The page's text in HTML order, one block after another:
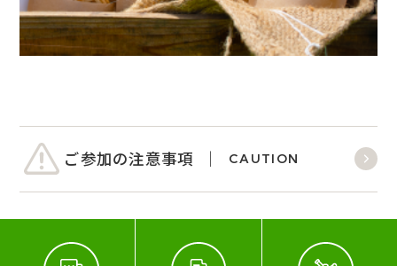
ご参加の注意事項 CAUTION